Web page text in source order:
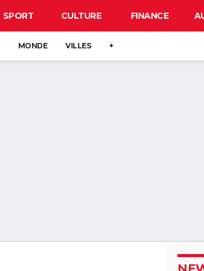
SPORT CULTURE FINANCE
MONDE VILLES +